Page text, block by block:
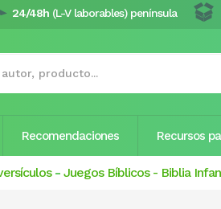
24/48h (L-V laborables) península
Recomendaciones Recursos
- Juegos Bíblicos- Biblia